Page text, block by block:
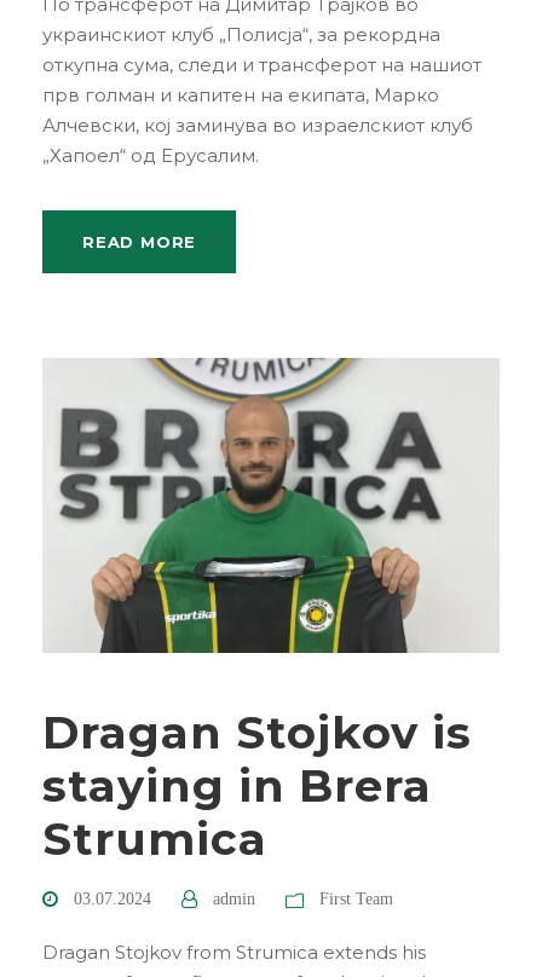
украинскиот клуб „Полисја“, за рекордна
откупна сума, следи и трансферот на нашиот
прв голман и капитен на екипата, Марко
Алчевски, кој заминува во израелскиот клуб
„Хапоел“ од Ерусалим.
READ MORE
Dragan Stojkov is
staying in Brera
Strumica
03.07.2024 admin First Team
Dragan Stojkov from Strumica extends his